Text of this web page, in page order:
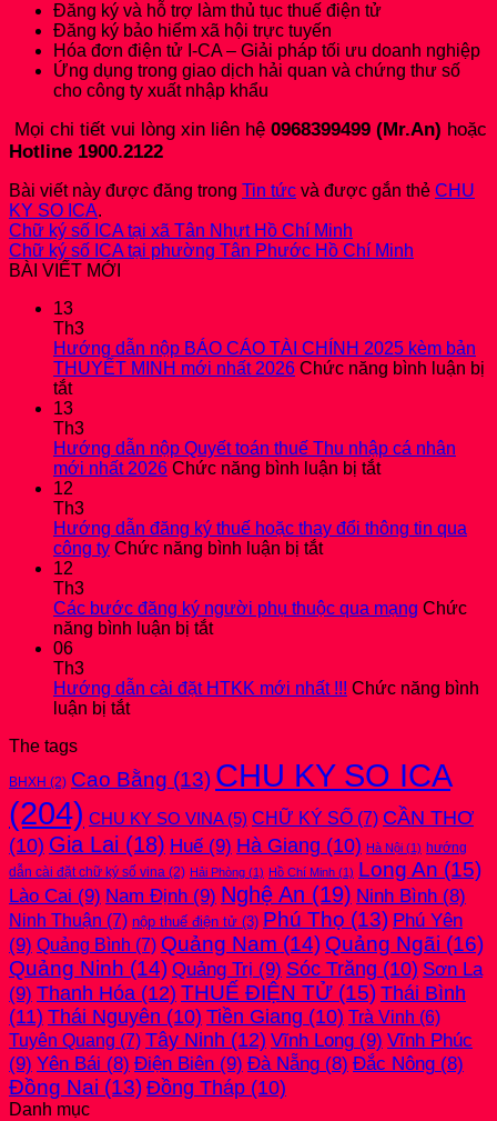
Đăng ký và hỗ trợ làm thủ tục thuế điện tử
Đăng ký bảo hiểm xã hội trực tuyến
Hóa đơn điện tử I-CA – Giải pháp tối ưu doanh nghiệp
Ứng dụng trong giao dịch hải quan và chứng thư số
cho công ty xuất nhập khẩu
Mọi chi tiết vui lòng xin liên hệ 0968399499 (Mr.An) hoặc
Hotline 1900.2122
Bài viết này được đăng trong Tin tức và được gắn thẻ CHU
KY SO ICA.
Chữ ký số ICA tại xã Tân Nhựt Hồ Chí Minh
Chữ ký số ICA tại phường Tân Phước Hồ Chí Minh
BÀI VIẾT MỚI
13
Th3
Hướng dẫn nộp BÁO CÁO TÀI CHÍNH 2025 kèm bản
THUYẾT MINH mới nhất 2026 Chức năng bình luận bị
tắtở
Hướng
dẫn
nộp
BÁO
CÁO
TÀI
CHÍNH
2025
kèm
bản
THUYẾT
MINH
mới
nhất
2026
13
Th3
Hướng dẫn nộp Quyết toán thuế Thu nhập cá nhân
mới nhất 2026 Chức năng bình luận bị tắtở
nộp
Thu
mới
12
Th3
Hướng dẫn đăng ký thuế hoặc thay đổi thông tin qua
công ty Chức năng bình luận bị tắtở
đăng
thay
qua
công
ty
12
Th3
Các bước đăng ký người phụ thuộc qua mạng Chức
năng bình luận bị tắtở
đăng
thuộc
qua
mạng
06
Th3
Hướng dẫn cài đặt HTKK mới nhất !!! Chức năng bình
luận bị tắtở
cài
đặt
mới
nhất
!!!
The tags
BHXH (2) Cao Bằng (13) CHU KY SO ICA
(204) CHU KY SO VINA(5) CHỮ KÝ SỐ (7) CẦN THƠ
(10) Gia Lai (18) Huế (9) Hà Giang (10) Hà Nội (1) hướng
dẫn cài đặt chữ ký số vina (2) Hải Phòng (1) Hồ Chí Minh (1) Long An (15)
Lào Cai (9) Nam Định (9) Nghệ An (19) Ninh Bình (8)
Ninh Thuận (7) nộp thuế điện tử (3) Phú Thọ (13) Phú Yên
(9) Quảng Bình (7) Quảng Nam (14) Quảng Ngãi (16)
Quảng Ninh (14) Quảng Trị (9) Sóc Trăng (10) Sơn La
(9) Thanh Hóa (12) THUẾ ĐIỆN TỬ (15) Thái Bình
(11) Thái Nguyên (10) Tiền Giang (10) Trà Vinh (6)
Tuyên Quang (7) Tây Ninh (12) Vĩnh Long (9) Vĩnh Phúc
(9) Yên Bái (8) Điện Biên (9) Đà Nẵng (8) Đắc Nông (8)
Đồng Nai (13) Đồng Tháp (10)
Danh mục